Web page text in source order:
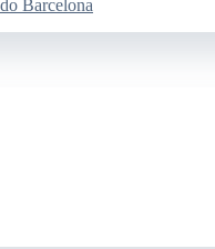
Barcelona